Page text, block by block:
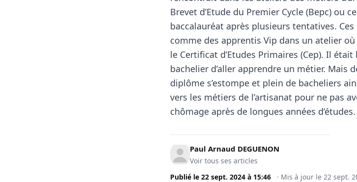
Brevet d’Etude du Premier Cycle (Bepc) ou
baccalauréat après plusieurs tentatives.
comme des apprentis Vip dans un atelier
le Certificat d’Etudes Primaires (Cep). Il
bachelier d’aller apprendre un métier. Mais
diplôme s’estompe et plein de bacheliers
vers les métiers de l’artisanat pour ne pas
chômage après de longues années d’études.
Paul Arnaud DEGUENON
Voir tous ses articles
Publié le 22 sept. 2024 à 15:46 · Mis à jour le 22 sept.